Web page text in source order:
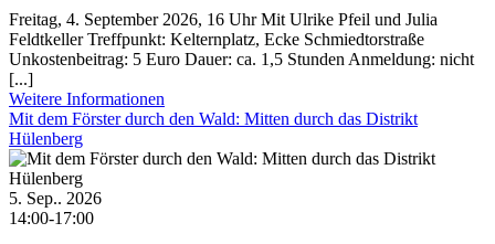
Freitag, 4. September 2026, 16 Uhr Mit Ulrike Pfeil und Julia
Feldtkeller Treffpunkt: Kelternplatz, Ecke Schmiedtorstraße
Unkostenbeitrag: 5 Euro Dauer: ca. 1,5 Stunden Anmeldung: nicht
[...]
Weitere Informationen
Mit dem Förster durch den Wald: Mitten durch das Distrikt
Hülenberg
5. Sep.. 2026
14:00-17:00